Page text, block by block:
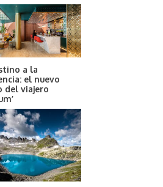
a la
el nuevo
del viajero